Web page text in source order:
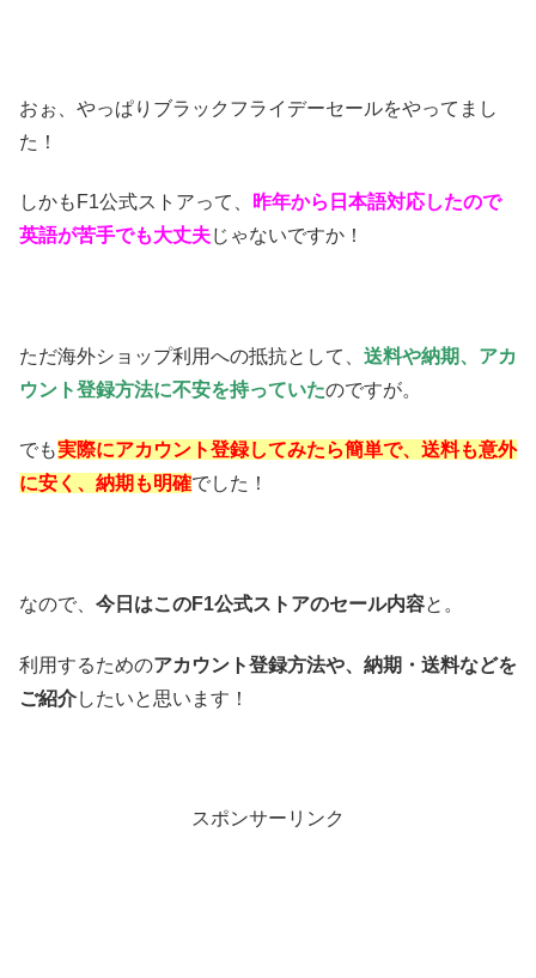
おぉ、やっぱりブラックフライデーセールをやってまし
た！
しかもF1公式ストアって、
昨年から日本語対応したので
英語が苦手でも大丈夫じゃないですか！
ただ海外ショップ利用への抵抗として、 送料や納期、アカ
ウント登録方法に不安を持っていたのですが。
でも実際にアカウント登録してみたら簡単で、送料も意外
に安く、納期も明確でした！
なので、 今日はこのF1公式ストアのセール内容と。
利用するためのアカウント登録方法や、納期・送料などを
ご紹介したいと思います！
スポンサーリンク